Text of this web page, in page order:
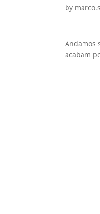
by
Andamos
acabam